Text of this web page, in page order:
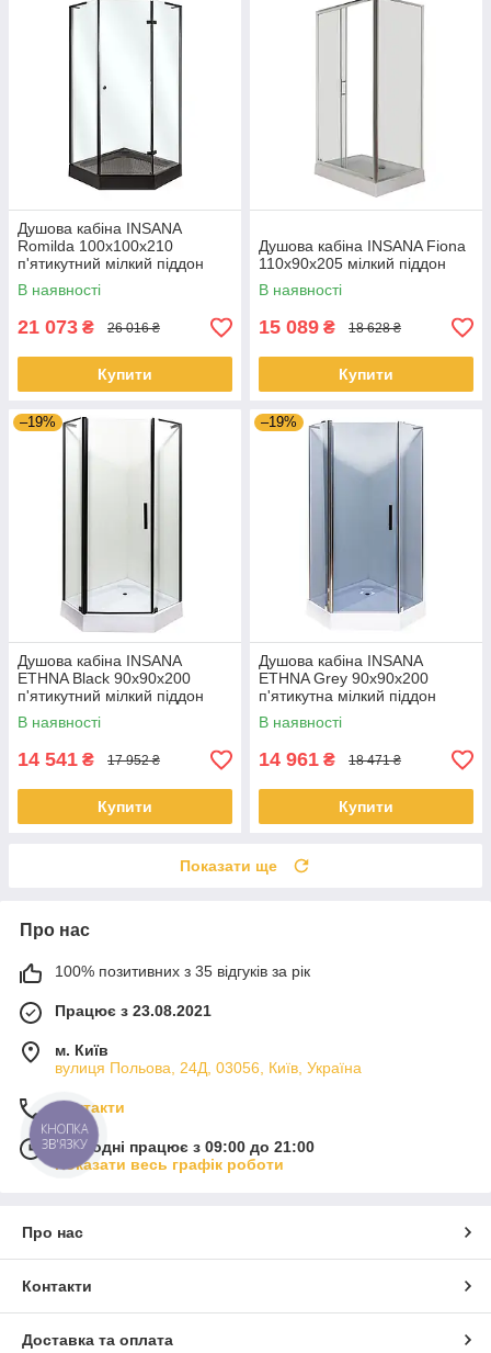
Душова кабіна INSANA
Romilda 100x100x210
п'ятикутний мілкий піддон
В наявності
21 073 ₴ 26 016 ₴
Купити
Душова кабіна INSANA Fiona
110x90x205 мілкий піддон
В наявності
15 089 ₴ 18 628 ₴
Купити
–19%
Душова кабіна INSANA
ETHNA Black 90х90х200
п'ятикутний мілкий піддон
В наявності
14 541 ₴ 17 952 ₴
Купити
–19%
Душова кабіна INSANA
ETHNA Grey 90х90х200
п'ятикутна мілкий піддон
В наявності
14 961 ₴ 18 471 ₴
Купити
Показати ще
Про нас
100% позитивних з 35 відгуків за рік
Працює з 23.08.2021
м. Київ
вулиця Польова, 24Д, 03056, Київ, Україна
Контакти
Сьогодні працює з 09:00 до 21:00
Показати весь графік роботи
Про нас
Контакти
Доставка та оплата
КНОПКА
ЗВ'ЯЗКУ